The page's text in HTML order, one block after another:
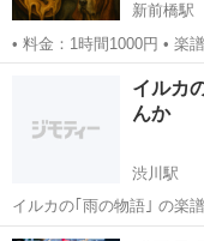
新前橋駅
• 料金：1時間1000円 • 楽譜：プリントでよければ無料でご提供します
• 対象：まったくの初心者〜ある程度弾ける方まで歓迎 • 内容：楽器は
新前
イルカ
んか
渋川駅
イルカの｢雨の物語｣ の楽